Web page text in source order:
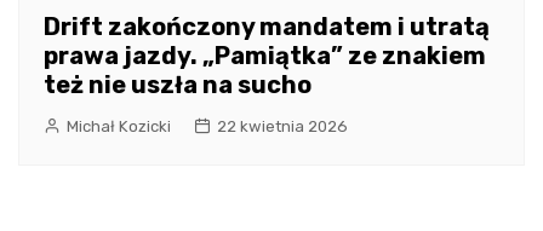
Drift zakończony mandatem i utratą
prawa jazdy. „Pamiątka” ze znakiem
też nie uszła na sucho
Michał Kozicki 22 kwietnia 2026